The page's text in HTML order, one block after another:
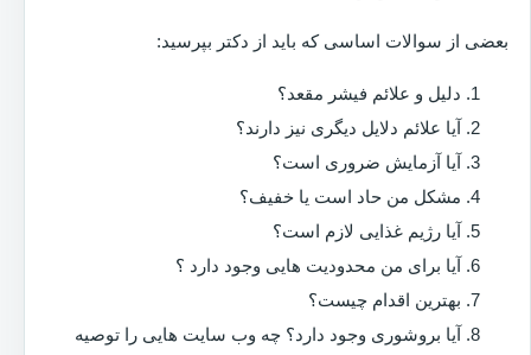
بعضی از سوالات اساسی که باید از دکتر بپرسید:
دلیل و علائم فیشر مقعد؟
آیا علائم دلایل دیگری نیز دارند؟
آیا آزمایش ضروری است؟
مشکل من حاد است یا خفیف؟
آیا رژیم غذایی لازم است؟
آیا برای من محدودیت هایی وجود دارد ؟
بهترین اقدام چیست؟
آیا بروشوری وجود دارد؟ چه وب سایت هایی را توصیه